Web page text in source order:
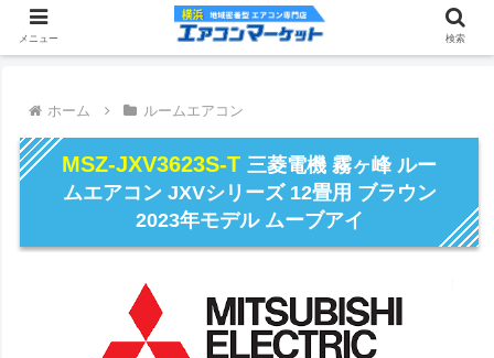
ホーム ルームエアコン
MSZ-JXV3623S-T 三菱電機 霧ヶ峰 ルー
ムエアコン JXVシリーズ 12畳用 ブラウン
2023年モデル ムーブアイ
メニュー 検索